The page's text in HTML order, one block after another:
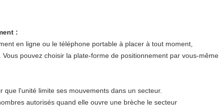
:
en ligne ou le téléphone portable à placer à tout moment,
pouvez choisir la plate-forme de positionnement par vous-même
que l'unité limite ses mouvements dans un secteur.
autorisés quand elle ouvre une brèche le secteur